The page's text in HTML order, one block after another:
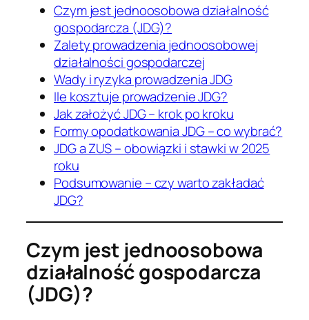
Czym jest jednoosobowa działalność
gospodarcza (JDG)?
Zalety prowadzenia jednoosobowej
działalności gospodarczej
Wady i ryzyka prowadzenia JDG
Ile kosztuje prowadzenie JDG?
Jak założyć JDG – krok po kroku
Formy opodatkowania JDG – co wybrać?
JDG a ZUS – obowiązki i stawki w 2025
roku
Podsumowanie – czy warto zakładać
JDG?
Czym jest jednoosobowa
działalność gospodarcza
(JDG)?